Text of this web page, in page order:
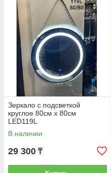
Зеркало с подсветкой
круглое 80см х 80см
LED119L
В наличии
29 300 ₸